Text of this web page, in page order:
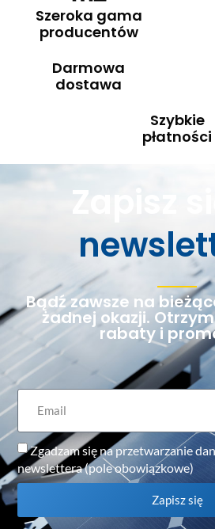
Szeroka gama
producentów
Darmowa
dostawa
Szybkie
płatności
Zapisz
Bądź zawsze na
żadnej okazji.
rabaty i
Zgadzam się na przetwarzanie
newslettera (pole obowiązkowe)
Zapisz się